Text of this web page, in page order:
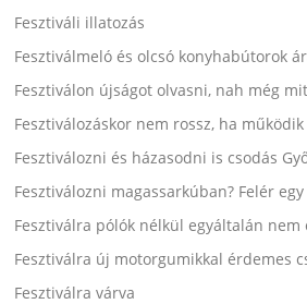
Fesztiváli illatozás
Fesztiválmeló és olcsó konyhabútorok
Fesztiválon újságot olvasni, nah még
Fesztiválozáskor nem rossz, ha
Fesztiválozni és házasodni is csodás
Fesztiválozni magassarkúban? Felér
Fesztiválra pólók nélkül egyáltalán
Fesztiválra új motorgumikkal érdemes
Fesztiválra várva